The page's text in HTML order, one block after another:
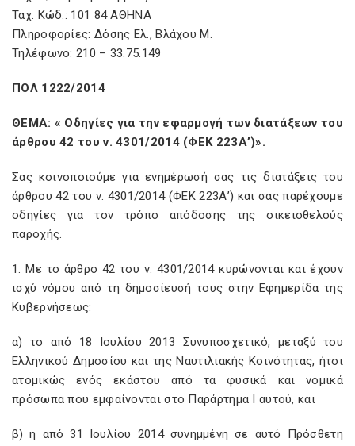
Ταχ. Κώδ.: 101 84 ΑΘΗΝΑ
Πληροφορίες: Δόσης Ελ., Βλάχου Μ.
Τηλέφωνο: 210 – 33.75.149
ΠΟΛ 1222/2014
ΘΕΜΑ: « Οδηγίες για την εφαρμογή των διατάξεων του
άρθρου 42 του ν. 4301/2014 (ΦΕΚ 223Α’)».
Σας κοινοποιούμε για ενημέρωσή σας τις διατάξεις του
άρθρου 42 του ν. 4301/2014 (ΦΕΚ 223Α’) και σας παρέχουμε
οδηγίες για τον τρόπο απόδοσης της οικειοθελούς
παροχής.
1. Με το άρθρο 42 του ν. 4301/2014 κυρώνονται και έχουν
ισχύ νόμου από τη δημοσίευσή τους στην Εφημερίδα της
Κυβερνήσεως:
α) το από 18 Ιουλίου 2013 Συνυποσχετικό, μεταξύ του
Ελληνικού Δημοσίου και της Ναυτιλιακής Κοινότητας, ήτοι
ατομικώς ενός εκάστου από τα φυσικά και νομικά
πρόσωπα που εμφαίνονται στο Παράρτημα Ι αυτού, και
β) η από 31 Ιουλίου 2014 συνημμένη σε αυτό Πρόσθετη